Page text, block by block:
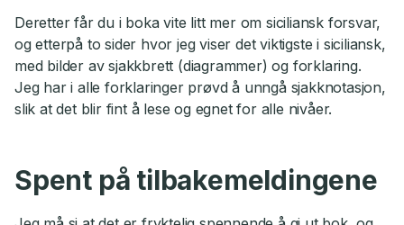
Deretter får du i boka vite litt mer om siciliansk forsvar,
og etterpå to sider hvor jeg viser det viktigste i siciliansk,
med bilder av sjakkbrett (diagrammer) og forklaring.
Jeg har i alle forklaringer prøvd å unngå sjakknotasjon,
slik at det blir fint å lese og egnet for alle nivåer.
Spent på tilbakemeldingene